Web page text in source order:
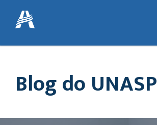
Blog do UNASP